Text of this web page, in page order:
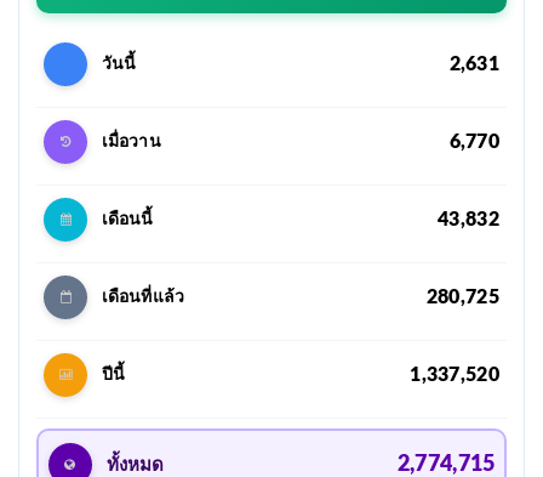
วันนี้ 2,631
เมื่อวาน 6,770
เดือนนี้ 43,832
เดือนที่แล้ว 280,725
ปีนี้ 1,337,520
ทั้งหมด 2,774,715